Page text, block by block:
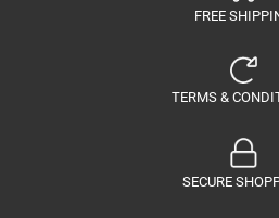
FREE
TERMS &
SECURE